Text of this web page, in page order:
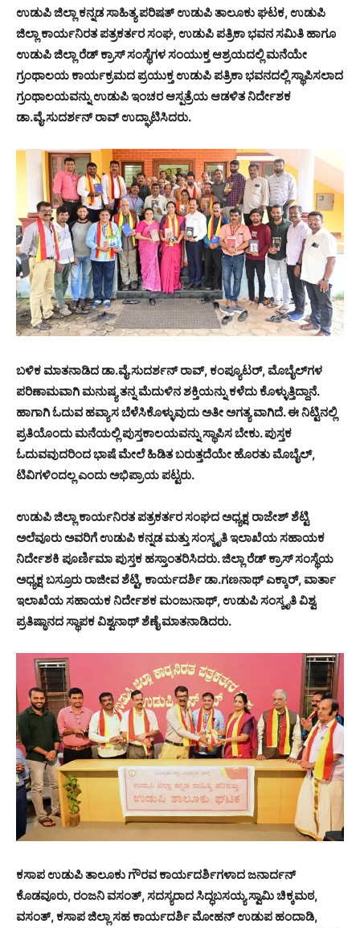
ಉಡುಪಿ ಜಿಲ್ಲಾ ಕನ್ನಡ ಸಾಹಿತ್ಯ ಪರಿಷತ್ ಉಡುಪಿ ತಾಲೂಕು ಘಟಕ, ಉಡುಪಿ
ಜಿಲ್ಲಾ ಕಾರ್ಯನಿರತ ಪತ್ರಕರ್ತರ ಸಂಘ, ಉಡುಪಿ ಪತ್ರಿಕಾ ಭವನ ಸಮಿತಿ ಹಾಗೂ
ಉಡುಪಿ ಜಿಲ್ಲಾ ರೆಡ್ ಕ್ರಾಸ್ ಸಂಸ್ಥೆಗಳ ಸಂಯುಕ್ತ ಆಶ್ರಯದಲ್ಲಿ ಮನೆಯೇ
ಗ್ರಂಥಾಲಯ ಕಾರ್ಯಕ್ರಮದ ಪ್ರಯುಕ್ತ ಉಡುಪಿ ಪತ್ರಿಕಾ ಭವನದಲ್ಲಿ ಸ್ಥಾಪಿಸಲಾದ
ಗ್ರಂಥಾಲಯವನ್ನು ಉಡುಪಿ ಇಂಚರ ಆಸ್ಪತ್ರೆಯ ಆಡಳಿತ ನಿರ್ದೇಶಕ
ಡಾ.ವೈ.ಸುದರ್ಶನ್ ರಾವ್ ಉದ್ಘಾಟಿಸಿದರು.
ಬಳಿಕ ಮಾತನಾಡಿದ ಡಾ.ವೈ.ಸುದರ್ಶನ್ ರಾವ್, ಕಂಪ್ಯೂಟರ್, ಮೊಬೈಲ್‌ಗಳ
ಪರಿಣಾಮವಾಗಿ ಮನುಷ್ಯ ತನ್ನ ಮೆದುಳಿನ ಶಕ್ತಿಯನ್ನು ಕಳೆದು ಕೊಳ್ಳುತ್ತಿದ್ದಾನೆ.
ಹಾಗಾಗಿ ಓದುವ ಹವ್ಯಾಸ ಬೆಳೆಸಿಕೊಳ್ಳುವುದು ಅತೀ ಅಗತ್ಯ ವಾಗಿದೆ. ಈ ನಿಟ್ಟಿನಲ್ಲಿ
ಪ್ರತಿಯೊಂದು ಮನೆಯಲ್ಲಿ ಪುಸ್ತಕಾಲಯವನ್ನು ಸ್ಥಾಪಿಸ ಬೇಕು. ಪುಸ್ತಕ
ಓದುವವುದರಿಂದ ಭಾಷೆ ಮೇಲೆ ಹಿಡಿತ ಬರುತ್ತದೆಯೇ ಹೊರತು ಮೊಬೈಲ್,
ಟಿವಿಗಳಿಂದಲ್ಲ ಎಂದು ಅಭಿಪ್ರಾಯ ಪಟ್ಟರು.
ಉಡುಪಿ ಜಿಲ್ಲಾ ಕಾರ್ಯನಿರತ ಪತ್ರಕರ್ತರ ಸಂಘದ ಅಧ್ಯಕ್ಷ ರಾಜೇಶ್ ಶೆಟ್ಟಿ
ಅಲೆವೂರು ಅವರಿಗೆ ಉಡುಪಿ ಕನ್ನಡ ಮತ್ತು ಸಂಸ್ಕೃತಿ ಇಲಾಖೆಯ ಸಹಾಯಕ
ನಿರ್ದೇಶಕಿ ಪೂರ್ಣಿಮಾ ಪುಸ್ತಕ ಹಸ್ತಾಂತರಿಸಿದರು. ಜಿಲ್ಲಾ ರೆಡ್ ಕ್ರಾಸ್ ಸಂಸ್ಥೆಯ
ಅಧ್ಯಕ್ಷ ಬಸ್ರೂರು ರಾಜೀವ ಶೆಟ್ಟಿ, ಕಾರ್ಯದರ್ಶಿ ಡಾ.ಗಣನಾಥ್ ಎಕ್ಕಾರ್, ವಾರ್ತಾ
ಇಲಾಖೆಯ ಸಹಾಯಕ ನಿರ್ದೇಶಕ ಮಂಜುನಾಥ್, ಉಡುಪಿ ಸಂಸ್ಕೃತಿ ವಿಶ್ವ
ಪ್ರತಿಷ್ಠಾನದ ಸ್ಥಾಪಕ ವಿಶ್ವನಾಥ್ ಶೆಣೈ ಮಾತನಾಡಿದರು.
ಕಸಾಪ ಉಡುಪಿ ತಾಲೂಕು ಗೌರವ ಕಾರ್ಯದರ್ಶಿಗಳಾದ ಜನಾರ್ದನ್
ಕೊಡವೂರು, ರಂಜನಿ ವಸಂತ್, ಸದಸ್ಯರಾದ ಸಿದ್ಧಬಸಯ್ಯ ಸ್ವಾಮಿ ಚಿಕ್ಕಮಠ,
ವಸಂತ್, ಕಸಾಪ ಜಿಲ್ಲಾ ಸಹ ಕಾರ್ಯದರ್ಶಿ ಮೋಹನ್ ಉಡುಪ ಹಂದಾಡಿ,